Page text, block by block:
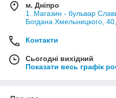
м. Дніпро
1. Магазин - бульвар
Богдана Хмельницкого,
Контакти
Сьогодні вихідний
Показати весь графік